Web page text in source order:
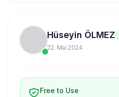
Hüseyin ÖLMEZ
22. Mai 2024
Free to Use